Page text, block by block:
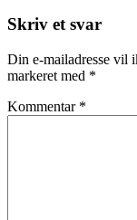
Skriv et svar
Din e-mailadresse vil
markeret med *
Kommentar *